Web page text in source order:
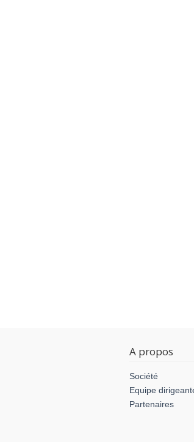
A propos
Société
Equipe
Partenaires